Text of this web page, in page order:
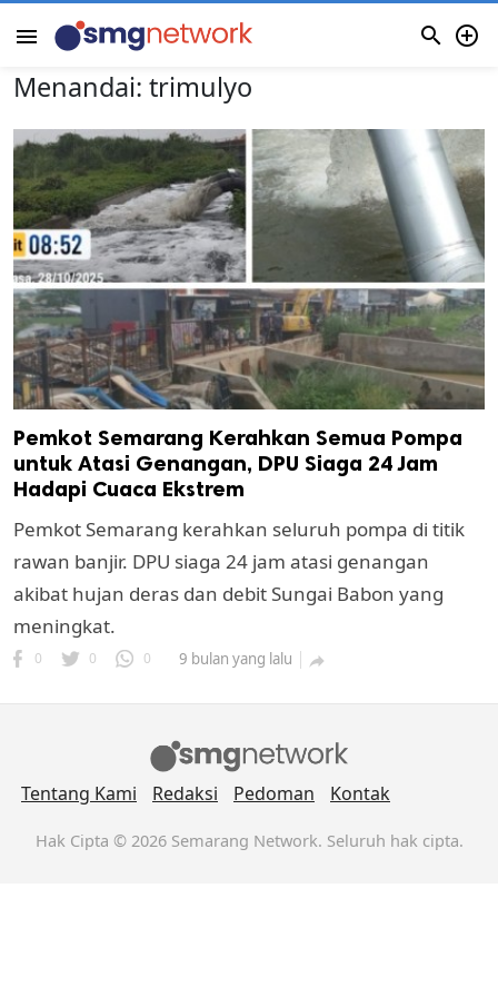
menu  
Menandai: trimulyo
Pemkot Semarang Kerahkan Semua Pompa
untuk Atasi Genangan, DPU Siaga 24 Jam
Hadapi Cuaca Ekstrem
Pemkot Semarang kerahkan seluruh pompa di titik
rawan banjir. DPU siaga 24 jam atasi genangan
akibat hujan deras dan debit Sungai Babon yang
meningkat.
0 0 0 9 bulan yang lalu 
Tentang Kami Redaksi Pedoman Kontak
Hak Cipta © 2026 Semarang Network. Seluruh hak cipta.